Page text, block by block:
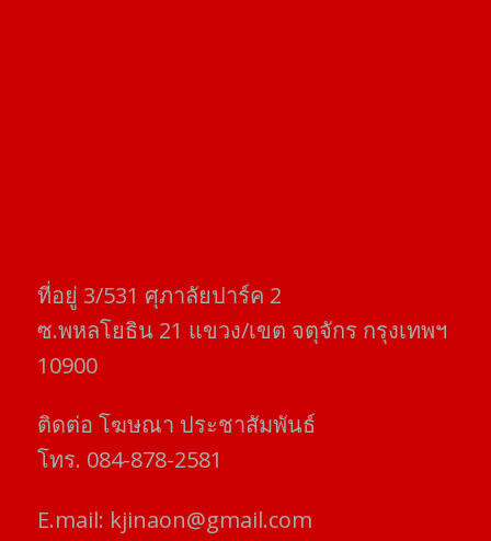
ที่อยู่​ 3/531​ ศุภาลัยปาร์ค​ 2
ซ.พหลโยธิน​ 21​ แขวง/เขต​ จตุจักร​ กรุงเทพฯ
10900
ติดต่อ​ โฆษณา​ ประชาสัมพันธ์
โทร​. 084-878-2581
E.mail: kjinaon@gmail.com